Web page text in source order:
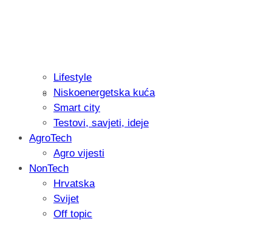
Isprobali smo: Thermostar
Lifestyle
Niskoenergetska kuća
Smart city
Testovi, savjeti, ideje
AgroTech
Agro vijesti
NonTech
Hrvatska
Svijet
Off topic